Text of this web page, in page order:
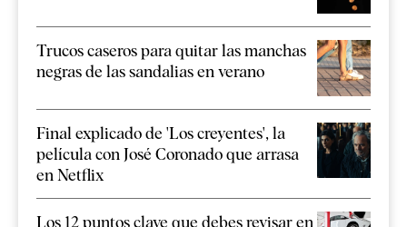
Trucos caseros para quitar las manchas
negras de las sandalias en verano
Final explicado de 'Los creyentes', la
película con José Coronado que arrasa
en Netflix
Los 12 puntos clave que debes revisar en